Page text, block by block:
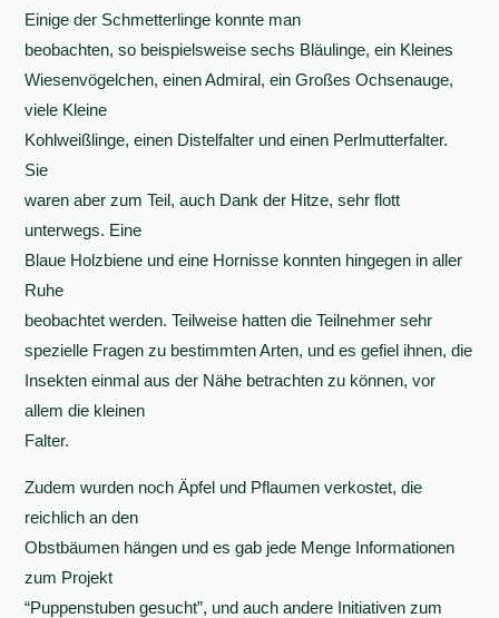
Einige der Schmetterlinge konnte man
beobachten, so beispielsweise sechs Bläulinge, ein Kleines
Wiesenvögelchen, einen Admiral, ein Großes Ochsenauge,
viele Kleine
Kohlweißlinge, einen Distelfalter und einen Perlmutterfalter.
Sie
waren aber zum Teil, auch Dank der Hitze, sehr flott
unterwegs. Eine
Blaue Holzbiene und eine Hornisse konnten hingegen in aller
Ruhe
beobachtet werden. Teilweise hatten die Teilnehmer sehr
spezielle Fragen zu bestimmten Arten, und es gefiel ihnen, die
Insekten einmal aus der Nähe betrachten zu können, vor
allem die kleinen
Falter.
Zudem wurden noch Äpfel und Pflaumen verkostet, die
reichlich an den
Obstbäumen hängen und es gab jede Menge Informationen
zum Projekt
“Puppenstuben gesucht”, und auch andere Initiativen zum